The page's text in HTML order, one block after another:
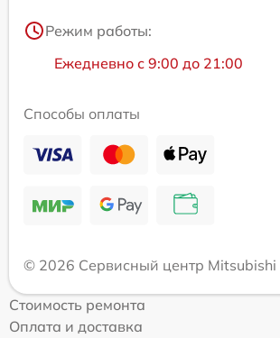
Режим работы:
Ежедневно с 9:00 до 21:00
Способы оплаты
© 2026 Сервисный центр Mitsubishi
Стоимость ремонта
Оплата и доставка